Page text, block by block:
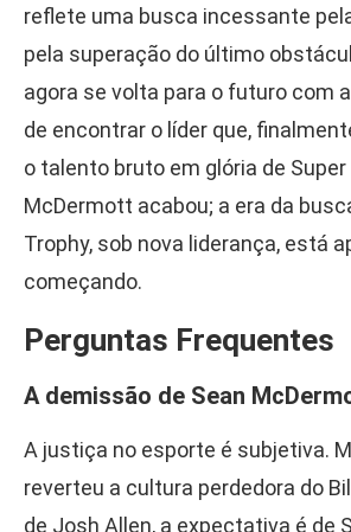
reflete uma busca incessante
pela superação do último
agora se volta para o futuro com
de encontrar o líder que,
o talento bruto em glória de Super
McDermott acabou; a era da
Trophy, sob nova liderança, está
começando.
Perguntas Frequentes
A demissão de Sean
A justiça no esporte é subjetiva.
reverteu a cultura perdedora do
de Josh Allen, a expectativa é de